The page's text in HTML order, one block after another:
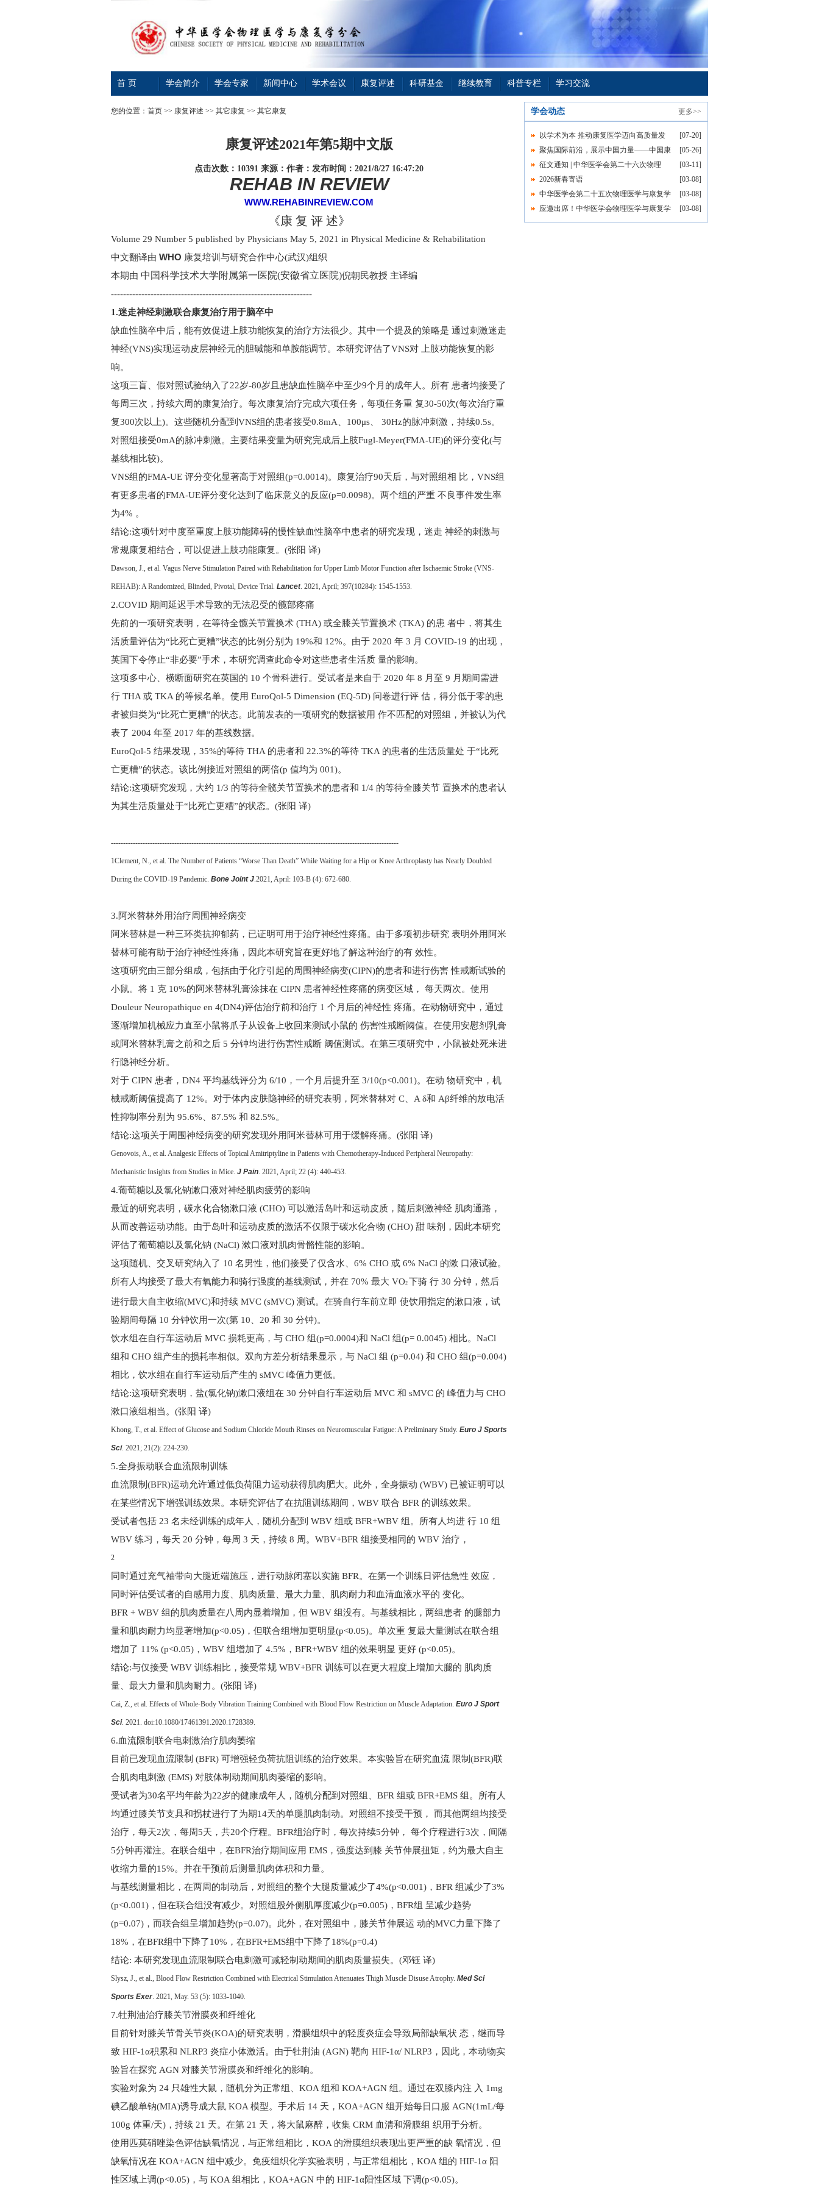
首 页 学会简介 学会专家 新闻中心 学术会议 康复评述 科研基金 继续教育 科普专栏 学习交流
您的位置： 首页 >> 康复评述 >> 其它康复 >> 其它康复
康复评述2021年第5期中文版
点击次数：10391 来源： 作者： 发布时间：2021/8/27 16:47:20
REHAB IN REVIEW
WWW.REHABINREVIEW.COM
《康 复 评 述》
Volume 29 Number 5 published by Physicians May 5, 2021 in Physical Medicine & Rehabilitation
中文翻译由 WHO 康复培训与研究合作中心(武汉)组织
本期由 中国科学技术大学附属第一医院(安徽省立医院)倪朝民教授 主译编
------------------------------------------------------------------
1.迷走神经刺激联合康复治疗用于脑卒中
缺血性脑卒中后，能有效促进上肢功能恢复的治疗方法很少。其中一个提及的策略是 通过刺激迷走
神经(VNS)实现运动皮层神经元的胆碱能和单胺能调节。本研究评估了VNS对 上肢功能恢复的影
响。
这项三盲、假对照试验纳入了22岁-80岁且患缺血性脑卒中至少9个月的成年人。所有 患者均接受了
每周三次，持续六周的康复治疗。每次康复治疗完成六项任务，每项任务重 复30-50次(每次治疗重
复300次以上)。这些随机分配到 VNS组的患者接受0.8mA 、100μs、 30Hz的脉冲刺激，持续0.5s。
对照组接受0mA的脉冲刺激。主要结果变量为研究完成后上肢Fugl-Meyer(FMA-UE)的评分变化(与
基线相比较)。
VNS组的FMA-UE 评分变化显著高于对照组(p=0.0014)。康复治疗90天后，与对照组相 比， VNS组
有更多患者的FMA-UE评分变化达到了临床意义的反应(p=0.0098)。两个组的严重 不良事件发生率
为4% 。
结论:这项针对中度至重度上肢功能障碍的慢性缺血性脑卒中患者的研究发现，迷走 神经的刺激与
常规康复相结合，可以促进上肢功能康复。(张阳 译)
Dawson, J., et al. Vagus Nerve Stimulation Paired with Rehabilitation for Upper Limb Motor Function after Ischaemic Stroke (VNS-
REHAB): A Randomized, Blinded, Pivotal, Device Trial. Lancet. 2021, April; 397(10284): 1545-1553.
2.COVID 期间延迟手术导致的无法忍受的髋部疼痛
先前的一项研究表明，在等待全髋关节置换术 (THA) 或全膝关节置换术 (TKA) 的患 者中，将其生
活质量评估为“比死亡更糟”状态的比例分别为 19%和 12%。由于 2020 年 3 月 COVID-19 的出现，
英国下令停止“非必要”手术，本研究调查此命令对这些患者生活质 量的影响。
这项多中心、横断面研究在英国的 10 个骨科进行。受试者是来自于 2020 年 8 月至 9 月期间需进
行 THA 或 TKA 的等候名单。使用 EuroQol-5 Dimension (EQ-5D) 问卷进行评 估，得分低于零的患
者被归类为“比死亡更糟”的状态。此前发表的一项研究的数据被用 作不匹配的对照组，并被认为代
表了 2004 年至 2017 年的基线数据。
EuroQol-5 结果发现， 35%的等待 THA 的患者和 22.3%的等待 TKA 的患者的生活质量处 于“比死
亡更糟”的状态。该比例接近对照组的两倍(p 值均为 001)。
结论:这项研究发现，大约 1/3 的等待全髋关节置换术的患者和 1/4 的等待全膝关节 置换术的患者认
为其生活质量处于“比死亡更糟”的状态。(张阳 译)
----------------------------------------------------------------------------------------------------------------------
1Clement, N., et al. The Number of Patients “Worse Than Death” While Waiting for a Hip or Knee Arthroplasty has Nearly Doubled
During the COVID-19 Pandemic. Bone Joint J.2021, April: 103-B (4): 672-680.
3.阿米替林外用治疗周围神经病变
阿米替林是一种三环类抗抑郁药，已证明可用于治疗神经性疼痛。由于多项初步研究 表明外用阿米
替林可能有助于治疗神经性疼痛，因此本研究旨在更好地了解这种治疗的有 效性。
这项研究由三部分组成，包括由于化疗引起的周围神经病变(CIPN)的患者和进行伤害 性戒断试验的
小鼠。将 1 克 10%的阿米替林乳膏涂抹在 CIPN 患者神经性疼痛的病变区域， 每天两次。使用
Douleur Neuropathique en 4(DN4)评估治疗前和治疗 1 个月后的神经性 疼痛。在动物研究中，通过
逐渐增加机械应力直至小鼠将爪子从设备上收回来测试小鼠的 伤害性戒断阈值。在使用安慰剂乳膏
或阿米替林乳膏之前和之后 5 分钟均进行伤害性戒断 阈值测试。在第三项研究中，小鼠被处死来进
行隐神经分析。
对于 CIPN 患者， DN4 平均基线评分为 6/10 ，一个月后提升至 3/10(p<0.001)。在动 物研究中，机
械戒断阈值提高了 12%。对于体内皮肤隐神经的研究表明，阿米替林对 C A δ和 Aβ纤维的放电活
性抑制率分别为 95.6% 87.5% 和 82.5%。
结论:这项关于周围神经病变的研究发现外用阿米替林可用于缓解疼痛。(张阳 译)
Genovois, A., et al. Analgesic Effects of Topical Amitriptyline in Patients with Chemotherapy-Induced Peripheral Neuropathy:
Mechanistic Insights from Studies in Mice. J Pain. 2021, April; 22 (4): 440-453.
4.葡萄糖以及氯化钠漱口液对神经肌肉疲劳的影响
最近的研究表明，碳水化合物漱口液 (CHO) 可以激活岛叶和运动皮质，随后刺激神经 肌肉通路，
从而改善运动功能。由于岛叶和运动皮质的激活不仅限于碳水化合物 (CHO) 甜 味剂，因此本研究
评估了葡萄糖以及氯化钠 (NaCl) 漱口液对肌肉骨骼性能的影响。
这项随机、交叉研究纳入了 10 名男性，他们接受了仅含水、 6% CHO 或 6% NaCl 的漱 口液试验。
所有人均接受了最大有氧能力和骑行强度的基线测试，并在 70% 最大 VO2 下骑 行 30 分钟，然后
进行最大自主收缩(MVC)和持续 MVC (sMVC) 测试。在骑自行车前立即 使饮用指定的漱口液，试
验期间每隔 10 分钟饮用一次(第 10 20 和 30 分钟)。
饮水组在自行车运动后 MVC 损耗更高，与 CHO 组(p=0.0004)和 NaCl 组(p= 0.0045) 相比。 NaCl
组和 CHO 组产生的损耗率相似。双向方差分析结果显示，与 NaCl 组 (p=0.04) 和 CHO 组(p=0.004)
相比，饮水组在自行车运动后产生的 sMVC 峰值力更低。
结论:这项研究表明，盐(氯化钠)漱口液组在 30 分钟自行车运动后 MVC 和 sMVC 的 峰值力与 CHO
漱口液组相当。(张阳 译)
Khong, T., et al. Effect of Glucose and Sodium Chloride Mouth Rinses on Neuromuscular Fatigue: A Preliminary Study. Euro J Sports
Sci. 2021; 21(2): 224-230.
5.全身振动联合血流限制训练
血流限制 (BFR)运动允许通过低负荷阻力运动获得肌肉肥大。此外，全身振动 (WBV) 已被证明可以
在某些情况下增强训练效果。本研究评估了在抗阻训练期间， WBV 联合 BFR 的训练效果。
受试者包括 23 名未经训练的成年人，随机分配到 WBV 组或 BFR+WBV 组。所有人均进 行 10 组
WBV 练习，每天 20 分钟，每周 3 天，持续 8 周。 WBV+BFR 组接受相同的 WBV 治疗，
2
同时通过充气袖带向大腿近端施压，进行动脉闭塞以实施 BFR。在第一个训练日评估急性 效应，
同时评估受试者的自感用力度、肌肉质量、最大力量、肌肉耐力和血清血液水平的 变化。
BFR + WBV 组的肌肉质量在八周内显着增加，但 WBV 组没有。与基线相比，两组患者 的腿部力
量和肌肉耐力均显著增加(p<0.05)，但联合组增加更明显(p<0.05)。单次重 复最大量测试在联合组
增加了 11% (p<0.05) ， WBV 组增加了 4.5% ， BFR+WBV 组的效果明显 更好 (p<0.05)。
结论:与仅接受 WBV 训练相比，接受常规 WBV+BFR 训练可以在更大程度上增加大腿的 肌肉质
量、最大力量和肌肉耐力。(张阳 译)
Cai, Z., et al. Effects of Whole-Body Vibration Training Combined with Blood Flow Restriction on Muscle Adaptation. Euro J Sport
Sci. 2021. doi:10.1080/17461391.2020.1728389.
6.血流限制联合电刺激治疗肌肉萎缩
目前已发现血流限制 (BFR) 可增强轻负荷抗阻训练的治疗效果。本实验旨在研究血流 限制 (BFR)联
合肌肉电刺激 (EMS) 对肢体制动期间肌肉萎缩的影响。
受试者为30名平均年龄为22岁的健康成年人，随机分配到对照组、 BFR 组或 BFR+EMS 组。所有人
均通过膝关节支具和拐杖进行了为期14天的单腿肌肉制动。对照组不接受干预， 而其他两组均接受
治疗，每天2次，每周 5天，共20个疗程。 BFR组治疗时，每次持续5分钟， 每个疗程进行3次，间隔
5分钟再灌注。在联合组中，在BFR治疗期间应用 EMS ，强度达到膝 关节伸展扭矩，约为最大自主
收缩力量的15%。并在干预前后测量肌肉体积和力量。
与基线测量相比，在两周的制动后，对照组的整个大腿质量减少了4%(p<0.001) ， BFR 组减少了3%
(p<0.001) ，但在联合组没有减少。对照组股外侧肌厚度减少(p=0.005) ， BFR组 呈减少趋势
(p=0.07) ，而联合组呈增加趋势(p=0.07)。此外，在对照组中，膝关节伸展运 动的MVC力量下降了
18% ，在BFR组中下降了10% ，在BFR+EMS组中下降了18%(p=0.4)
结论: 本研究发现血流限制联合电刺激可减轻制动期间的肌肉质量损失。(邓钰 译)
Slysz, J., et al., Blood Flow Restriction Combined with Electrical Stimulation Attenuates Thigh Muscle Disuse Atrophy. Med Sci
Sports Exer. 2021, May. 53 (5): 1033-1040.
7.牡荆油治疗膝关节滑膜炎和纤维化
目前针对膝关节骨关节炎(KOA)的研究表明，滑膜组织中的轻度炎症会导致局部缺氧状 态，继而导
致 HIF-1α积累和 NLRP3 炎症小体激活。由于牡荆油 (AGN) 靶向 HIF-1α/ NLRP3 ，因此，本动物实
验旨在探究 AGN 对膝关节滑膜炎和纤维化的影响。
实验对象为 24 只雄性大鼠，随机分为正常组、 KOA 组和 KOA+AGN 组。通过在双膝内注 入 1mg
碘乙酸单钠(MIA)诱导成大鼠 KOA 模型。手术后 14 天， KOA+AGN 组开始每日口服 AGN(1mL/每
100g 体重/天) ，持续 21 天。在第 21 天，将大鼠麻醉，收集 CRM 血清和滑膜组 织用于分析。
使用匹莫硝唑染色评估缺氧情况，与正常组相比， KOA 的滑膜组织表现出更严重的缺 氧情况，但
缺氧情况在 KOA+AGN 组中减少。免疫组织化学实验表明，与正常组相比， KOA 组的 HIF-1α 阳
性区域上调(p<0.05)，与 KOA 组相比， KOA+AGN 中的 HIF-1α阳性区域 下调(p<0.05)。
更多>>
学会动态
以学术为本 推动康复医学迈向高质量发
[07-20]
聚焦国际前沿，展示中国力量——中国康
[05-26]
征文通知 | 中华医学会第二十六次物理
[03-11]
2026新春寄语
[03-08]
中华医学会第二十五次物理医学与康复学
[03-08]
应邀出席！中华医学会物理医学与康复学
[03-08]